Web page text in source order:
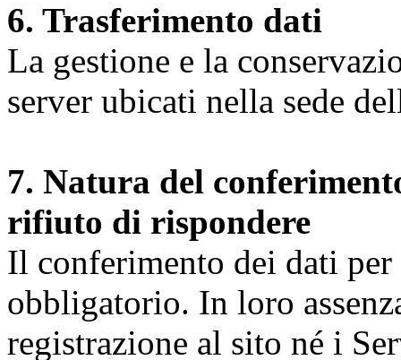
6. Trasferimento dati
La gestione e la
server ubicati nella sede
7. Natura del
rifiuto di rispondere
Il conferimento dei dati
obbligatorio. In loro
registrazione al sito né i